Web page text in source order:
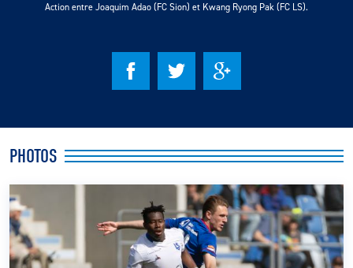
CLUB
LS E-SHOP
L’APP DU LS
LS ACADEMY CAMPS
MATCH DES CELEBRITES
PRESSE ET MEDIAS
Action entre Joaquim Adao (FC Sion) et Kwang Ryong Pak (FC LS).
PHOTOS